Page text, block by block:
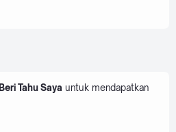
Beri Tahu Saya untuk mendapatkan